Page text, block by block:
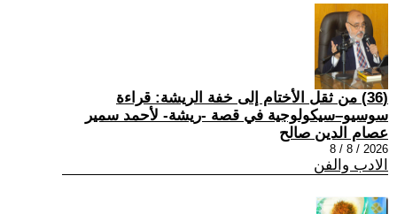
(36) من ثقل الأختام إلى خفة الريشة: قراءة
سوسيو–سيكولوجية في قصة -ريشة- لأحمد سمير
عصام الدين صالح
2026 / 8 / 8
الادب والفن